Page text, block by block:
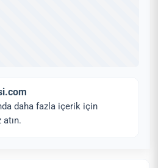
daha fazla içerik için